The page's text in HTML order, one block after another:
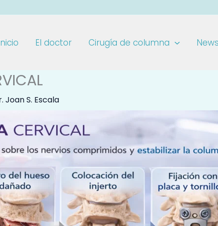
El doctor Cirugía de columna
Joan S. Escala